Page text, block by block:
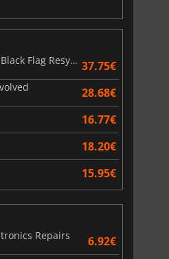
15.48
Assassin's Creed Black Flag Resynced 37.75€
28.68€
16.77€
18.20€
15.95€
Repairs
6.92€